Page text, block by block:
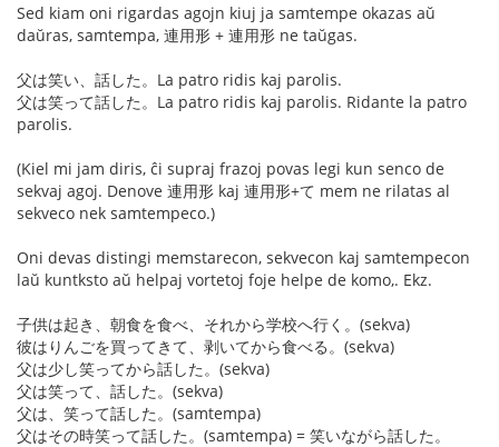
Sed kiam oni rigardas agojn kiuj ja samtempe okazas aŭ
daŭras, samtempa, 連用形 + 連用形 ne taŭgas.
父は笑い、話した。La patro ridis kaj parolis.
父は笑って話した。La patro ridis kaj parolis. Ridante la patro
parolis.
(Kiel mi jam diris, ĉi supraj frazoj povas legi kun senco de
sekvaj agoj. Denove 連用形 kaj 連用形+て mem ne rilatas al
sekveco nek samtempeco.)
Oni devas distingi memstarecon, sekvecon kaj samtempecon
laŭ kuntksto aŭ helpaj vortetoj foje helpe de komo,. Ekz.
子供は起き、朝食を食べ、それから学校へ行く。(sekva)
彼はりんごを買ってきて、剥いてから食べる。(sekva)
父は少し笑ってから話した。(sekva)
父は笑って、話した。(sekva)
父は、笑って話した。(samtempa)
父はその時笑って話した。(samtempa) = 笑いながら話した。